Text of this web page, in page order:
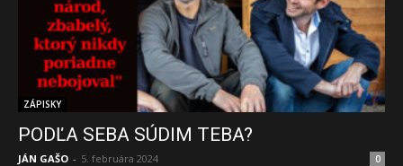
ZÁPISKY
PODĽA SEBA SÚDIM TEBA?
JÁN GAŠO - 5. februára 2024 0